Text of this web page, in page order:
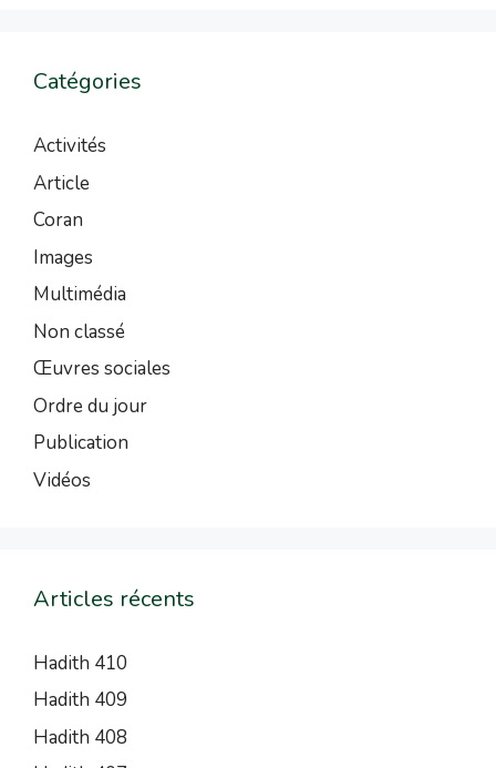
Catégories
Activités
Article
Coran
Images
Multimédia
Non classé
Œuvres sociales
Ordre du jour
Publication
Vidéos
Articles récents
Hadith 410
Hadith 409
Hadith 408